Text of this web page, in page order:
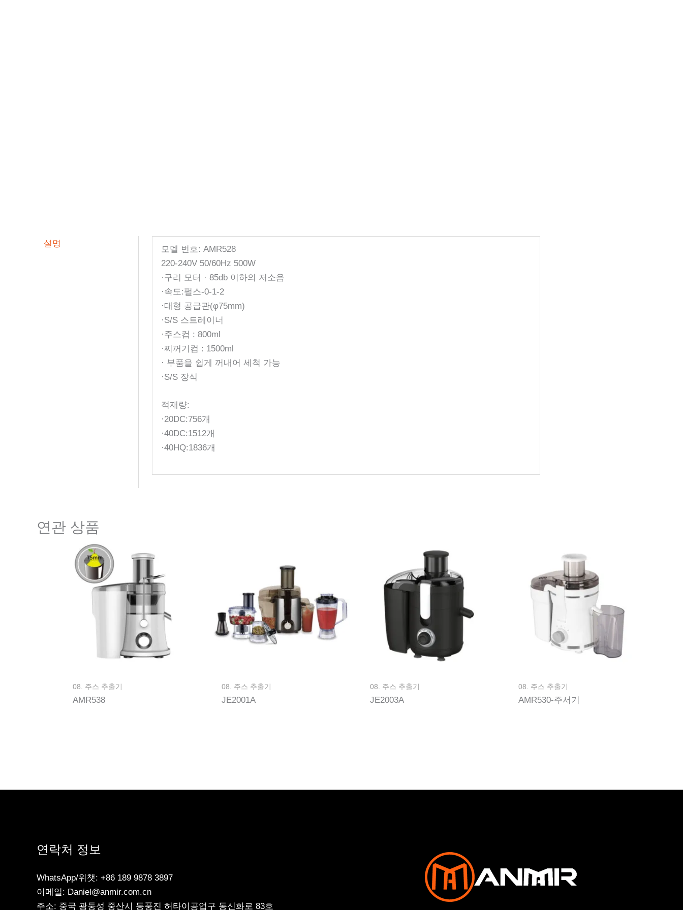
설명
모델 번호: AMR528
220-240V 50/60Hz 500W
·구리 모터 · 85db 이하의 저소음
·속도:펄스-0-1-2
·대형 공급관(φ75mm)
·S/S 스트레이너
·주스컵 : 800ml
·찌꺼기컵 : 1500ml
· 부품을 쉽게 꺼내어 세척 가능
·S/S 장식
적재량:
·20DC:756개
·40DC:1512개
·40HQ:1836개
연관 상품
08. 주스 추출기
AMR538
08. 주스 추출기
JE2001A
08. 주스 추출기
JE2003A
08. 주스 추출기
AMR530-주서기
연락처 정보
WhatsApp/위챗: +86 189 9878 3897
이메일: Daniel@anmir.com.cn
주소: 중국 광둥성 중산시 동풍진 허타이공업구 동신화로 83호